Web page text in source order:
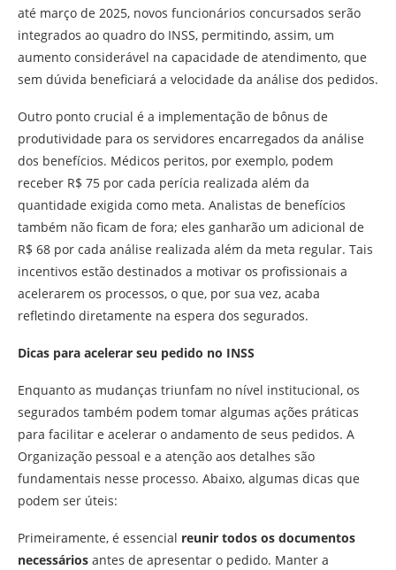
até março de 2025, novos funcionários concursados serão
integrados ao quadro do INSS, permitindo, assim, um
aumento considerável na capacidade de atendimento, que
sem dúvida beneficiará a velocidade da análise dos pedidos.
Outro ponto crucial é a implementação de bônus de
produtividade para os servidores encarregados da análise
dos benefícios. Médicos peritos, por exemplo, podem
receber R$ 75 por cada perícia realizada além da
quantidade exigida como meta. Analistas de benefícios
também não ficam de fora; eles ganharão um adicional de
R$ 68 por cada análise realizada além da meta regular. Tais
incentivos estão destinados a motivar os profissionais a
acelerarem os processos, o que, por sua vez, acaba
refletindo diretamente na espera dos segurados.
Dicas para acelerar seu pedido no INSS
Enquanto as mudanças triunfam no nível institucional, os
segurados também podem tomar algumas ações práticas
para facilitar e acelerar o andamento de seus pedidos. A
Organização pessoal e a atenção aos detalhes são
fundamentais nesse processo. Abaixo, algumas dicas que
podem ser úteis:
Primeiramente, é essencial reunir todos os documentos
necessários antes de apresentar o pedido. Manter a